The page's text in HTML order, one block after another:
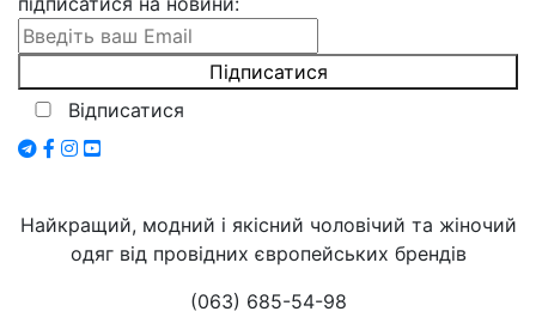
Відписатися
Найкращий, модний і якісний чоловічий та жіночий
одяг від провідних європейських брендів
(063) 685-54-98